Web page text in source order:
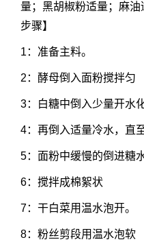
量；黑胡椒粉适量；麻
步骤】
1：准备主料。
2：酵母倒入面粉搅拌匀
3：白糖中倒入少量开水
4：再倒入适量冷水，直
5：面粉中缓慢的倒进糖
6：搅拌成棉絮状
7：干白菜用温水泡开。
8：粉丝剪段用温水泡软